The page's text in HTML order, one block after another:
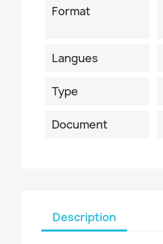
Format
Langues
Type
Document
Description